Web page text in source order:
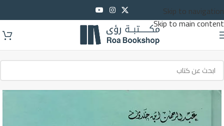
Skip to navigation
Skip to main content